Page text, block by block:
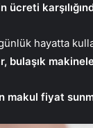
ücreti
hayatta
bulaşık
makul fiyat